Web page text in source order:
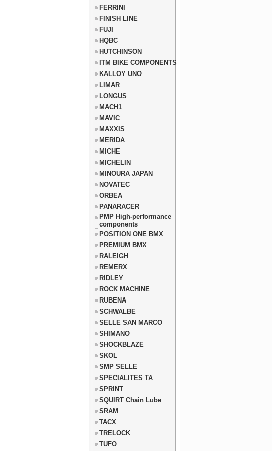
FERRINI
FINISH LINE
FUJI
HQBC
HUTCHINSON
ITM BIKE COMPONENTS
KALLOY UNO
LIMAR
LONGUS
MACH1
MAVIC
MAXXIS
MERIDA
MICHE
MICHELIN
MINOURA JAPAN
NOVATEC
ORBEA
PANARACER
PMP High-performance
components
POSITION ONE BMX
PREMIUM BMX
RALEIGH
REMERX
RIDLEY
ROCK MACHINE
RUBENA
SCHWALBE
SELLE SAN MARCO
SHIMANO
SHOCKBLAZE
SKOL
SMP SELLE
SPECIALITES TA
SPRINT
SQUIRT Chain Lube
SRAM
TACX
TRELOCK
TUFO